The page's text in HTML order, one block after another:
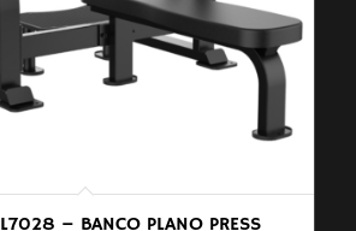
– BANCO PLANO PRESS